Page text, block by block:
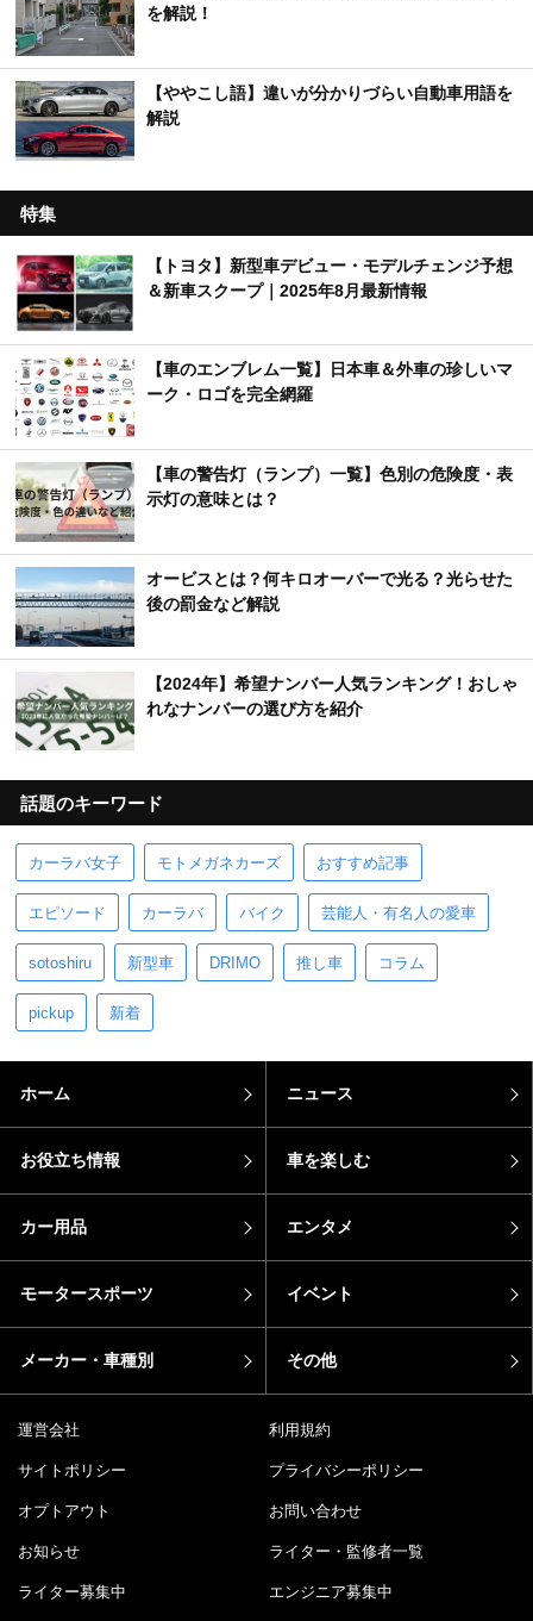
を解説！
【ややこし語】違いが分かりづらい自動車用語を
解説
特集
【トヨタ】新型車デビュー・モデルチェンジ予想
＆新車スクープ｜2025年8月最新情報
【車のエンブレム一覧】日本車＆外車の珍しいマ
ーク・ロゴを完全網羅
【車の警告灯（ランプ）一覧】色別の危険度・表
示灯の意味とは？
オービスとは？何キロオーバーで光る？光らせた
後の罰金など解説
【2024年】希望ナンバー人気ランキング！おしゃ
れなナンバーの選び方を紹介
話題のキーワード
カーラバ女子 モトメガネカーズ おすすめ記事
エピソード カーラバ バイク 芸能人・有名人の愛車
sotoshiru 新型車 DRIMO 推し車 コラム
pickup 新着
ホーム ニュース
お役立ち情報 車を楽しむ
カー用品 エンタメ
モータースポーツ イベント
メーカー・車種別 その他
運営会社 利用規約
サイトポリシー プライバシーポリシー
オプトアウト お問い合わせ
お知らせ ライター・監修者一覧
ライター募集中 エンジニア募集中